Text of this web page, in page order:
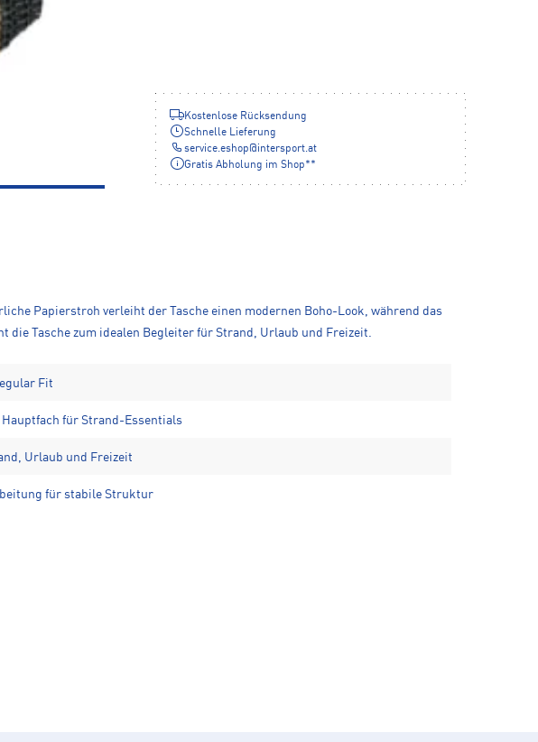
Kostenlose Rücksendung
Schnelle Lieferung
service.eshop@intersport.at
Gratis Abholung im Shop**
Papierstroh verleiht der Tasche einen modernen Boho-Look, während das
Tasche zum idealen Begleiter für Strand, Urlaub und Freizeit.
Fit
Hauptfach für Strand-Essentials
Urlaub und Freizeit
für stabile Struktur